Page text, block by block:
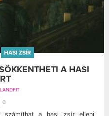
HASI ZSÍR
A HASI
0
számíthat a hasi zsír elleni